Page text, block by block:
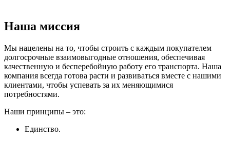
Наша миссия
Мы нацелены на то, чтобы строить с каждым покупателем
долгосрочные взаимовыгодные отношения, обеспечивая
качественную и бесперебойную работу его транспорта. Наша
компания всегда готова расти и развиваться вместе с нашими
клиентами, чтобы успевать за их меняющимися
потребностями.
Наши принципы – это:
Единство.